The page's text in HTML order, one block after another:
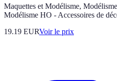
Maquettes et Modélisme,
Modélisme HO - Accessoires de
19.19 EURVoir le prix